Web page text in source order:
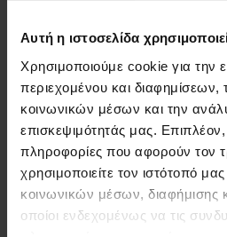
Αυτή η ιστοσελίδα
Χρησιμοποιούμε cookie για την
περιεχομένου και διαφημίσεων,
κοινωνικών μέσων και την
επισκεψιμότητάς μας.
πληροφορίες που αφορούν τον
χρησιμοποιείτε τον ιστότοπό
κοινωνικών μέσων, διαφήμισης
οποίοι ενδεχομένως να τις
Cerruti 1881 pour Homme
Eau de Toilette - Tester
Από 100ml - έως 100ml -
Eau de Toilette - Tester -
Άνδρες
Άμεσα διαθέσιμο
από 19,00 €έως 20,00
€